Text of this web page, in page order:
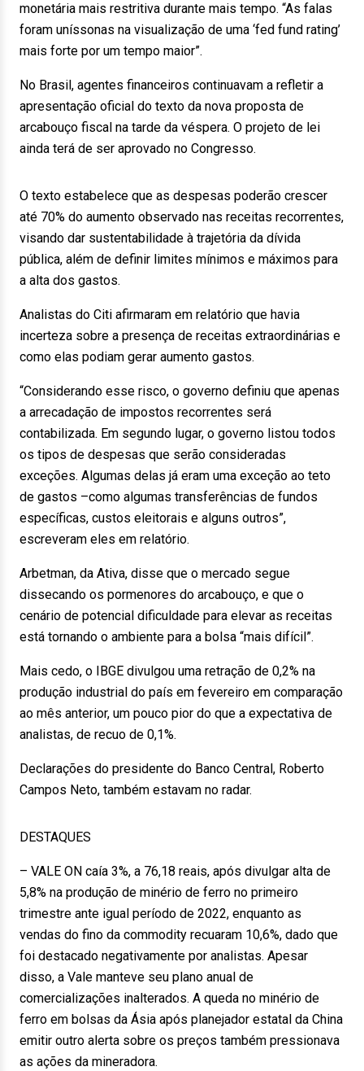
monetária mais restritiva durante mais tempo. “As falas
foram uníssonas na visualização de uma ‘fed fund rating’
mais forte por um tempo maior”.
No Brasil, agentes financeiros continuavam a refletir a
apresentação oficial do texto da nova proposta de
arcabouço fiscal na tarde da véspera. O projeto de lei
ainda terá de ser aprovado no Congresso.
O texto estabelece que as despesas poderão crescer
até 70% do aumento observado nas receitas recorrentes,
visando dar sustentabilidade à trajetória da dívida
pública, além de definir limites mínimos e máximos para
a alta dos gastos.
Analistas do Citi afirmaram em relatório que havia
incerteza sobre a presença de receitas extraordinárias e
como elas podiam gerar aumento gastos.
“Considerando esse risco, o governo definiu que apenas
a arrecadação de impostos recorrentes será
contabilizada. Em segundo lugar, o governo listou todos
os tipos de despesas que serão consideradas
exceções. Algumas delas já eram uma exceção ao teto
de gastos –como algumas transferências de fundos
específicas, custos eleitorais e alguns outros”,
escreveram eles em relatório.
Arbetman, da Ativa, disse que o mercado segue
dissecando os pormenores do arcabouço, e que o
cenário de potencial dificuldade para elevar as receitas
está tornando o ambiente para a bolsa “mais difícil”.
Mais cedo, o IBGE divulgou uma retração de 0,2% na
produção industrial do país em fevereiro em comparação
ao mês anterior, um pouco pior do que a expectativa de
analistas, de recuo de 0,1%.
Declarações do presidente do Banco Central, Roberto
Campos Neto, também estavam no radar.
DESTAQUES
– VALE ON caía 3%, a 76,18 reais, após divulgar alta de
5,8% na produção de minério de ferro no primeiro
trimestre ante igual período de 2022, enquanto as
vendas do fino da commodity recuaram 10,6%, dado que
foi destacado negativamente por analistas. Apesar
disso, a Vale manteve seu plano anual de
comercializações inalterados. A queda no minério de
ferro em bolsas da Ásia após planejador estatal da China
emitir outro alerta sobre os preços também pressionava
as ações da mineradora.